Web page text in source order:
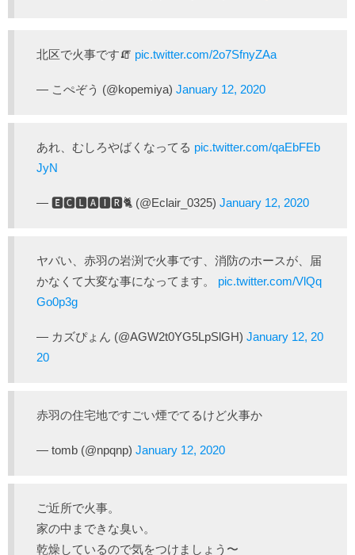
北区で火事です🧯 pic.twitter.com/2o7SfnyZAa
— こぺぞう (@kopemiya) January 12, 2020
あれ、むしろやばくなってる pic.twitter.com/qaEbFEb
JyN
— 🅴‌🅲‌🅻‌🅰‌🅸‌🆁🐈 (@Eclair_0325) January 12, 2020
ヤバい、赤羽の岩渕で火事です、消防のホースが、届
かなくて大変な事になってます。 pic.twitter.com/VlQq
Go0p3g
— カズぴょん (@AGW2t0YG5LpSlGH) January 12, 20
20
赤羽の住宅地ですごい煙でてるけど火事か
— tomb (@npqnp) January 12, 2020
ご近所で火事。
家の中まできな臭い。
乾燥しているので気をつけましょう〜